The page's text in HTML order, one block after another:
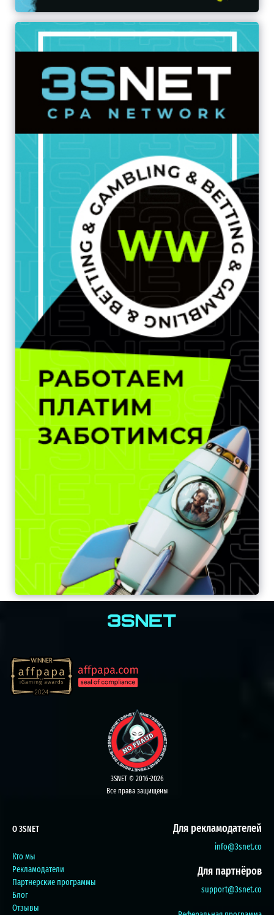
3SNET © 2016-2026
Все права защищены
О 3SNET
Кто мы
Рекламодатели
Партнерские программы
Блог
Отзывы
Для рекламодателей
info@3snet.co
Для партнёров
support@3snet.co